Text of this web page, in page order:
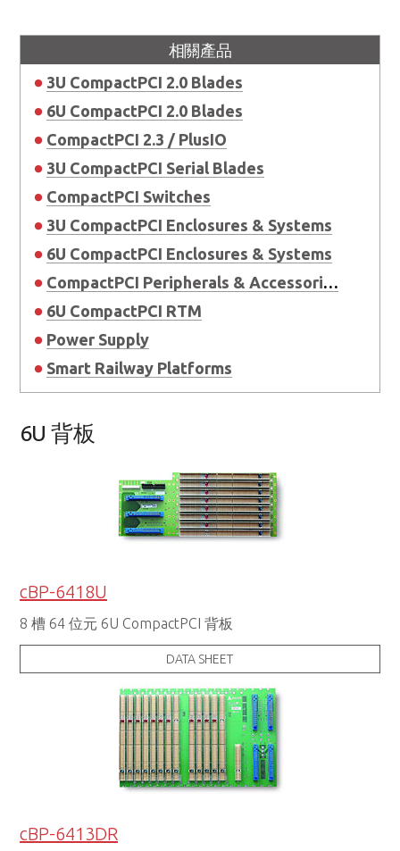
相關產品
3U CompactPCI 2.0 Blades
6U CompactPCI 2.0 Blades
CompactPCI 2.3 / PlusIO
3U CompactPCI Serial Blades
CompactPCI Switches
3U CompactPCI Enclosures & Systems
6U CompactPCI Enclosures & Systems
CompactPCI Peripherals & Accessories
6U CompactPCI RTM
Power Supply
Smart Railway Platforms
6U 背板
cBP-6418U
8 槽 64 位元 6U CompactPCI 背板
DATA SHEET
cBP-6413DR